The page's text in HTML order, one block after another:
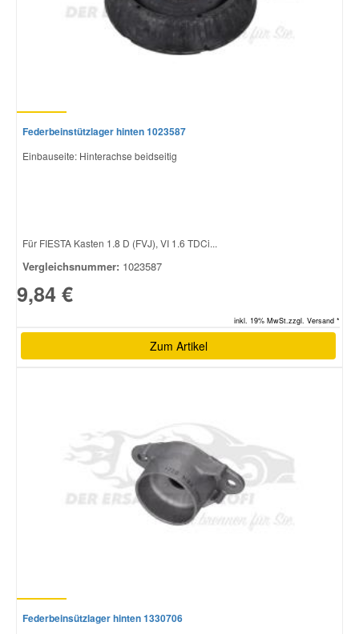
Federbeinstützlager hinten 1023587
Einbauseite: Hinterachse beidseitig
Für FIESTA Kasten 1.8 D (FVJ), VI 1.6 TDCi...
Vergleichsnummer: 1023587
9,84 €
inkl. 19% MwSt.zzgl. Versand *
Zum Artikel
Federbeinsützlager hinten 1330706